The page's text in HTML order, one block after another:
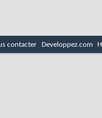
contacter Developpez.com